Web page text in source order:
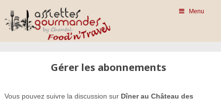
Menu
Gérer les abonnements
Vous pouvez suivre la discussion sur Dîner au Château des